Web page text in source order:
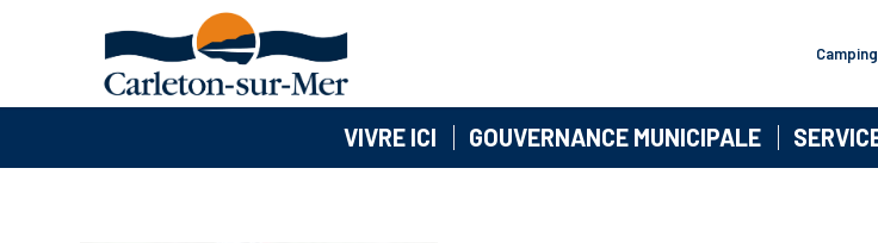
Camping
VIVRE ICI GOUVERNANCE MUNICIPALE